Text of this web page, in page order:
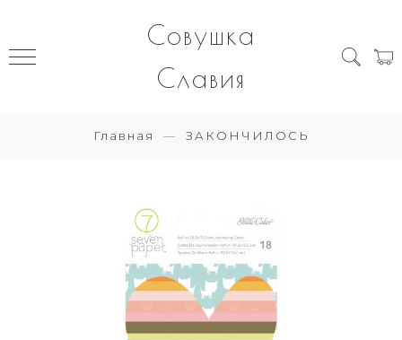
Совушка
Славия
Главная ЗАКОНЧИЛОСЬ